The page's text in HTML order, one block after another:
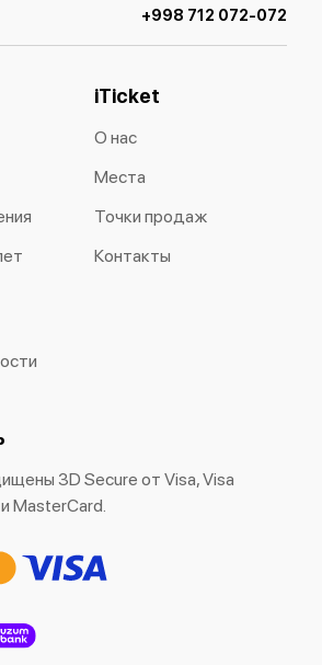
+998 712 072-072
iTicket
О нас
Места
Точки продаж
Контакты
3D Secure от Visa, Visa
MasterCard.